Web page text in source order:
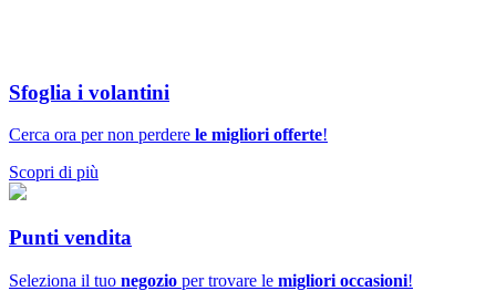
Sfoglia i volantini
Cerca ora per non perdere le migliori offerte!
Scopri di più
Punti vendita
Seleziona il tuo negozio per trovare le migliori occasioni!